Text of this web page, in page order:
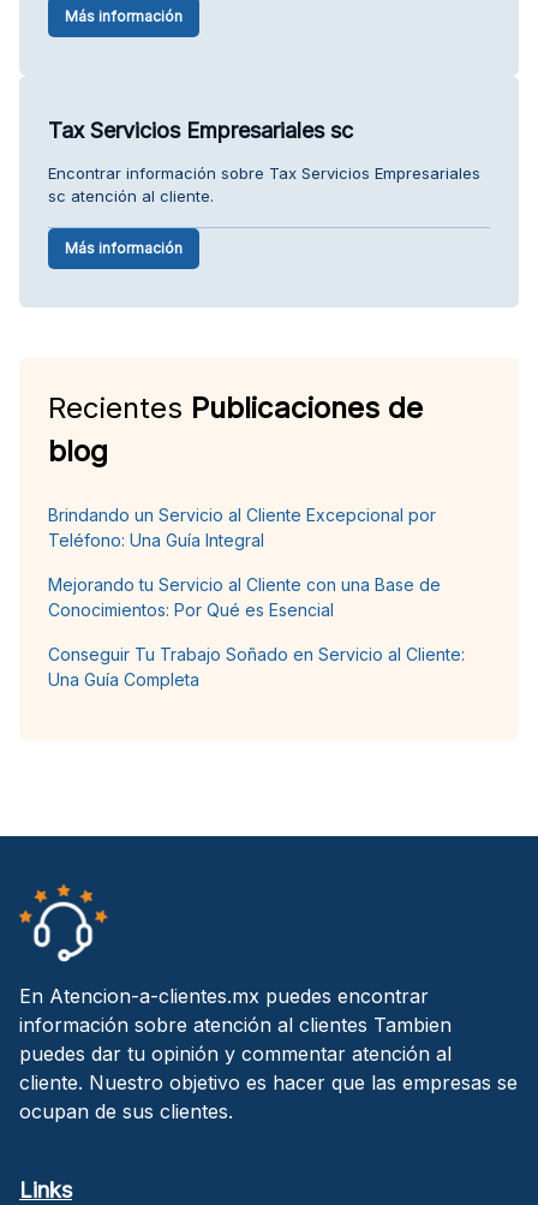
Más información
Tax Servicios Empresariales sc
Encontrar información sobre Tax Servicios Empresariales
sc atención al cliente.
Más información
Recientes Publicaciones de
blog
Brindando un Servicio al Cliente Excepcional por
Teléfono: Una Guía Integral
Mejorando tu Servicio al Cliente con una Base de
Conocimientos: Por Qué es Esencial
Conseguir Tu Trabajo Soñado en Servicio al Cliente:
Una Guía Completa
En Atencion-a-clientes.mx puedes encontrar
información sobre atención al clientes Tambien
puedes dar tu opinión y commentar atención al
cliente. Nuestro objetivo es hacer que las empresas se
ocupan de sus clientes.
Links